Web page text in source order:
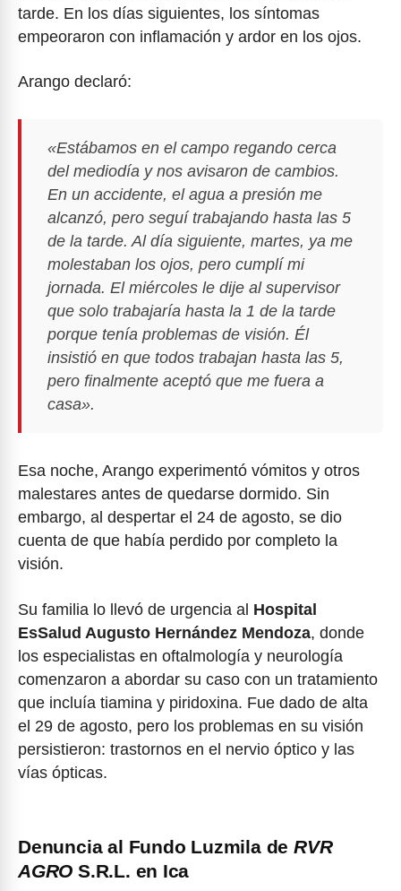
tarde. En los días siguientes, los síntomas
empeoraron con inflamación y ardor en los ojos.
Arango declaró:
«Estábamos en el campo regando cerca
del mediodía y nos avisaron de cambios.
En un accidente, el agua a presión me
alcanzó, pero seguí trabajando hasta las 5
de la tarde. Al día siguiente, martes, ya me
molestaban los ojos, pero cumplí mi
jornada. El miércoles le dije al supervisor
que solo trabajaría hasta la 1 de la tarde
porque tenía problemas de visión. Él
insistió en que todos trabajan hasta las 5,
pero finalmente aceptó que me fuera a
casa».
Esa noche, Arango experimentó vómitos y otros
malestares antes de quedarse dormido. Sin
embargo, al despertar el 24 de agosto, se dio
cuenta de que había perdido por completo la
visión.
Su familia lo llevó de urgencia al Hospital
EsSalud Augusto Hernández Mendoza, donde
los especialistas en oftalmología y neurología
comenzaron a abordar su caso con un tratamiento
que incluía tiamina y piridoxina. Fue dado de alta
el 29 de agosto, pero los problemas en su visión
persistieron: trastornos en el nervio óptico y las
vías ópticas.
Denuncia al Fundo Luzmila de RVR
AGRO S.R.L. en Ica